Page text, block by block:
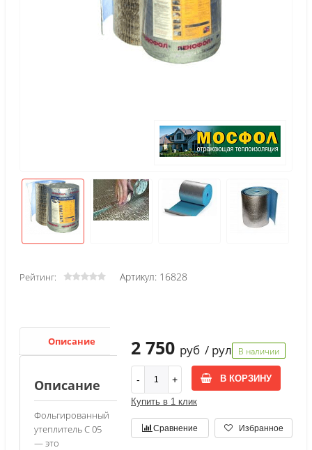
Рейтинг: Артикул: 16828
2 750 руб / рул В наличии
В КОРЗИНУ
Купить в 1 клик
Сравнение Избранное
Описание Характеристики
Описание
Фольгированный
утеплитель С 05
— это